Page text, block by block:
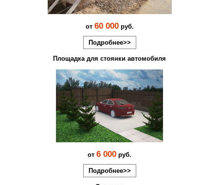
от 60 000руб.
Подробнее>>
Площадка для стоянки автомобиля
от 6 000 руб.
Подробнее>>